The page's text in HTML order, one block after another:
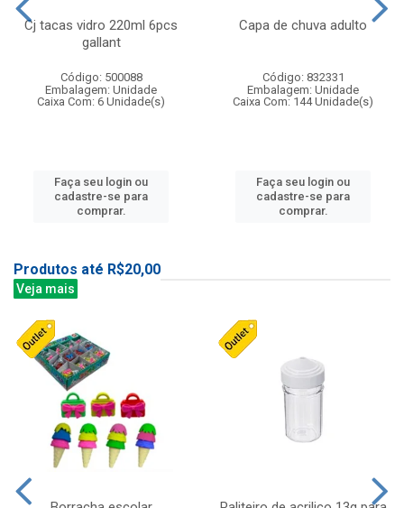
Cj tacas vidro 220ml 6pcs
gallant
Código: 500088
Embalagem: Unidade
Caixa Com: 6 Unidade(s)
Faça seu login ou
cadastre-se para
comprar.
Capa de chuva adulto
Código: 832331
Embalagem: Unidade
Caixa Com: 144 Unidade(s)
Faça seu login ou
cadastre-se para
comprar.
Produtos até R$20,00
Veja mais